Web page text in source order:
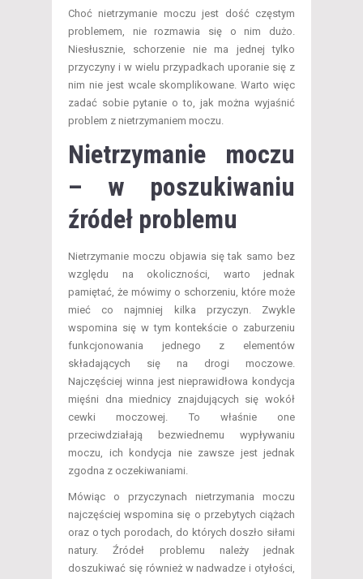
Choć nietrzymanie moczu jest dość częstym
problemem, nie rozmawia się o nim dużo.
Niesłusznie, schorzenie nie ma jednej tylko
przyczyny i w wielu przypadkach uporanie się z
nim nie jest wcale skomplikowane. Warto więc
zadać sobie pytanie o to, jak można wyjaśnić
problem z nietrzymaniem moczu.
Nietrzymanie moczu
– w poszukiwaniu
źródeł problemu
Nietrzymanie moczu objawia się tak samo bez
względu na okoliczności, warto jednak
pamiętać, że mówimy o schorzeniu, które może
mieć co najmniej kilka przyczyn. Zwykle
wspomina się w tym kontekście o zaburzeniu
funkcjonowania jednego z elementów
składających się na drogi moczowe.
Najczęściej winna jest nieprawidłowa kondycja
mięśni dna miednicy znajdujących się wokół
cewki moczowej. To właśnie one
przeciwdziałają bezwiednemu wypływaniu
moczu, ich kondycja nie zawsze jest jednak
zgodna z oczekiwaniami.
Mówiąc o przyczynach nietrzymania moczu
najczęściej wspomina się o przebytych ciążach
oraz o tych porodach, do których doszło siłami
natury. Źródeł problemu należy jednak
doszukiwać się również w nadwadze i otyłości,